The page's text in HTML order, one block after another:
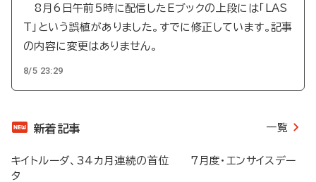
8月6日午前5時に配信したEブックの上段には「LAS
T」という誤植がありました。すでに修正しています。記事
の内容に変更はありません。
8/5 23:29
新着記事 一覧
キイトルーダ、34カ月連続の首位 7月度・エンサイスデー
タ